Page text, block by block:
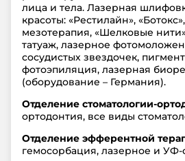
лица и тела. Лазерная
красоты: «Рестилайн»,
мезотерапия, «Шелковые
татуаж, лазерное
сосудистых звездочек,
фотоэпиляция, лазерная
(оборудование – Германия).
Отделение стоматологии-
ортодонтия, все виды
Отделение эфферентной
гемосорбация, лазерное и